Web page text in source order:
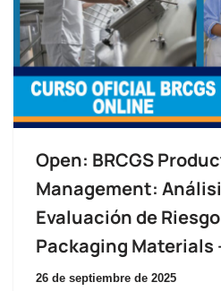
Open: BRCGS
Management:
Evaluación de
Packaging Materials
26 de septiembre de 2025